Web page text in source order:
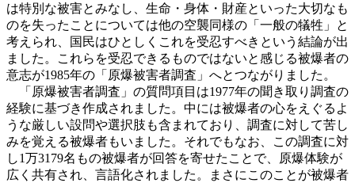
は特別な被害とみなし、生命・身体・財産といった大切なも
のを失ったことについては他の空襲同様の「一般の犠牲」と
考えられ、国民はひとしくこれを受忍すべきという結論が出
ました。これらを受忍できるものではないと感じる被爆者の
意志が1985年の「原爆被害者調査」へとつながりました。
「原爆被害者調査」の質問項目は1977年の聞き取り調査の
経験に基づき作成されました。中には被爆者の心をえぐるよ
うな厳しい設問や選択肢も含まれており、調査に対して苦し
みを覚える被爆者もいました。それでもなお、この調査に対
し1万3179名もの被爆者が回答を寄せたことで、原爆体験が
広く共有され、言語化されました。まさにこのことが被爆者